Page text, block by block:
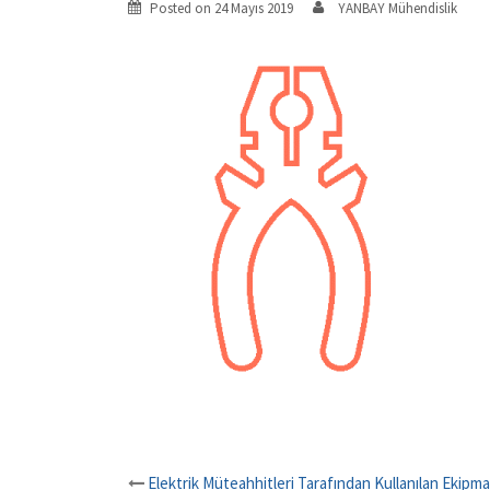
Posted on 24 Mayıs 2019 YANBAY Mühendislik
Elektrik Müteahhitleri Tarafından Kullanılan